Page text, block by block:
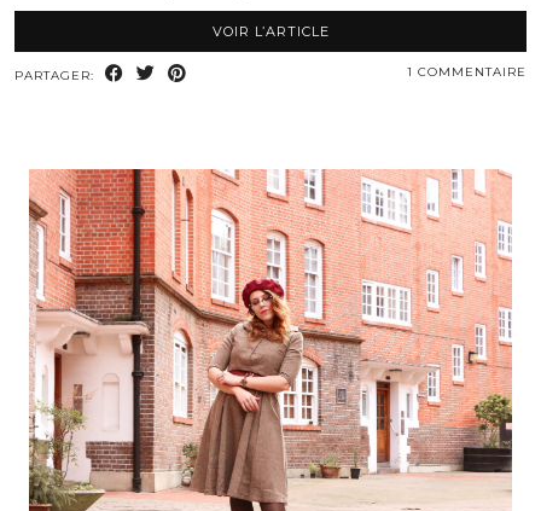
VOIR L’ARTICLE
PARTAGER: 1 COMMENTAIRE